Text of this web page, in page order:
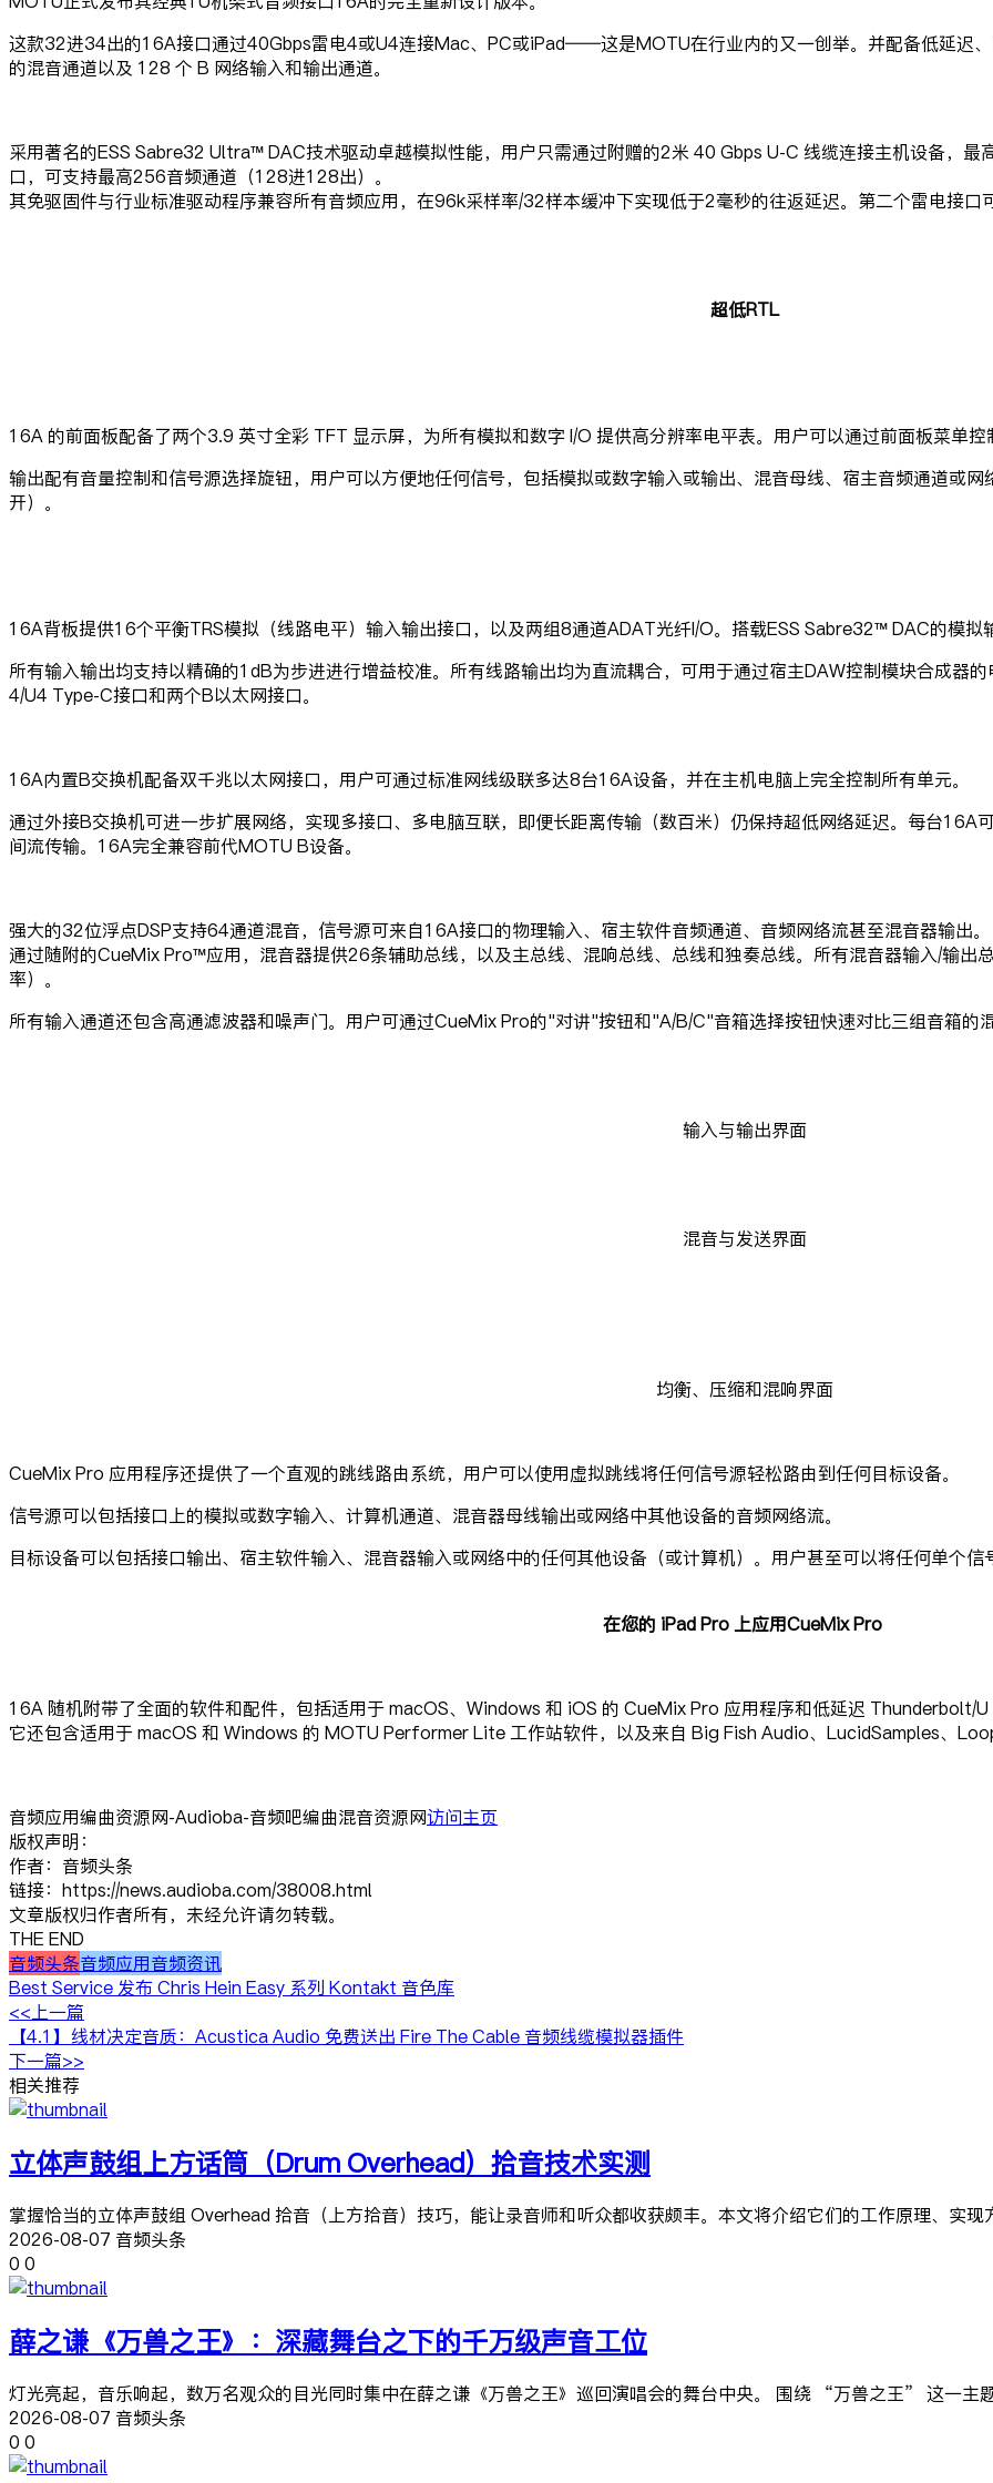
这款32进34出的16A接口通过40Gbps雷电4或U4连接Mac、PC或iPad——这是MOTU在行业内的又一创举。并配备低延迟
的混音通道以及 128 个 B 网络输入和输出通道。
采用著名的ESS Sabre32 Ultra™ DAC技术驱动卓越模拟性能，用户只需通过附赠的2米 40 Gbps U-C 线缆连接主机设备，
口，可支持最高256音频通道（128进128出）。
其免驱固件与行业标准驱动程序兼容所有音频应用，在96k采样率/32样本缓冲下实现低于2毫秒的往返延迟。第二个雷电接口
超低RTL
16A 的前面板配备了两个3.9 英寸全彩 TFT 显示屏，为所有模拟和数字 I/O 提供高分辨率电平表。用户可以通过前面板菜单
输出配有音量控制和信号源选择旋钮，用户可以方便地任何信号，包括模拟或数字输入或输出、混音母线、宿主音频通道或
开）。
16A背板提供16个平衡TRS模拟（线路电平）输入输出接口，以及两组8通道ADAT光纤I/O。搭载ESS Sabre32™ DAC的模拟
所有输入输出均支持以精确的1dB为步进进行增益校准。所有线路输出均为直流耦合，可用于通过宿主DAW控制模块合成器
4/U4 Type-C接口和两个B以太网接口。
16A内置B交换机配备双千兆以太网接口，用户可通过标准网线级联多达8台16A设备，并在主机电脑上完全控制所有单元。
通过外接B交换机可进一步扩展网络，实现多接口、多电脑互联，即便长距离传输（数百米）仍保持超低网络延迟。每台
间流传输。16A完全兼容前代MOTU B设备。
强大的32位浮点DSP支持64通道混音，信号源可来自16A接口的物理输入、宿主软件音频通道、音频网络流甚至混音器输出。
通过随附的CueMix Pro™应用，混音器提供26条辅助总线，以及主总线、混响总线、总线和独奏总线。所有混音器输入/输
率）。
所有输入通道还包含高通滤波器和噪声门。用户可通过CueMix Pro的"对讲"按钮和"A/B/C"音箱选择按钮快速对比三组音箱的混
输入与输出界面
混音与发送界面
均衡、压缩和混响界面
CueMix Pro 应用程序还提供了一个直观的跳线路由系统，用户可以使用虚拟跳线将任何信号源轻松路由到任何目标设备。
信号源可以包括接口上的模拟或数字输入、计算机通道、混音器母线输出或网络中其他设备的音频网络流。
目标设备可以包括接口输出、宿主软件输入、混音器输入或网络中的任何其他设备（或计算机）。用户甚至可以将任何单个信
在您的 iPad Pro 上应用CueMix Pro
16A 随机附带了全面的软件和配件，包括适用于 macOS、Windows 和 iOS 的 CueMix Pro 应用程序和低延迟 Thunderbolt/U
它还包含适用于 macOS 和 Windows 的 MOTU Performer Lite 工作站软件，以及来自 Big Fish Audio、LucidSamples、
音频应用编曲资源网-Audioba-音频吧编曲混音资源网访问主页
版权声明：
作者：音频头条
链接：https://news.audioba.com/38008.html
文章版权归作者所有，未经允许请勿转载。
THE END
音频头条音频应用音频资讯
Best Service 发布 Chris Hein Easy 系列 Kontakt 音色库
<<上一篇
【4.1】线材决定音质：Acustica Audio 免费送出 Fire The Cable 音频线缆模拟器插件
下一篇>>
相关推荐
立体声鼓组上方话筒（Drum Overhead）拾音技术实测
掌握恰当的立体声鼓组 Overhead 拾音（上方拾音）技巧，能让录音师和听众都收获颇丰。本文将介绍它们的工作原理、实
2026-08-07 音频头条
0 0
薛之谦《万兽之王》：深藏舞台之下的千万级声音工位
灯光亮起，音乐响起，数万名观众的目光同时集中在薛之谦《万兽之王》巡回演唱会的舞台中央。 围绕 “万兽之王” 这一
2026-08-07 音频头条
0 0